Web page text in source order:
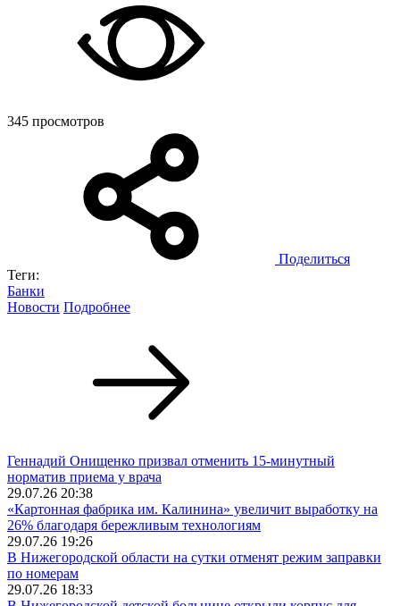
345 просмотров
Поделиться
Теги:
Банки
Новости Подробнее
Геннадий Онищенко призвал отменить 15-минутный
норматив приема у врача
29.07.26 20:38
«Картонная фабрика им. Калинина» увеличит выработку на
26% благодаря бережливым технологиям
29.07.26 19:26
В Нижегородской области на сутки отменят режим заправки
по номерам
29.07.26 18:33